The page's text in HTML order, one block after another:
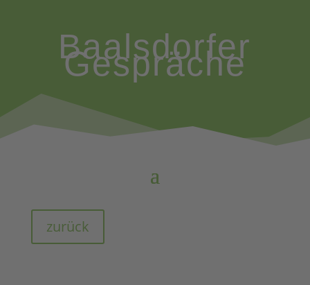
Baalsdorfer
Gespräche
zurück